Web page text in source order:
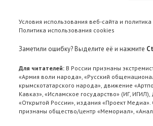
Условия использования веб-сайта и
Политика использования cookies
Заметили ошибку? Выделите её и нажмите
Для читателей: В России признаны
«Армия воли народа», «Русский
крымскотатарского народа», движение
Кавказ», «Исламское государство» (ИГ,
«Открытой России», издания «Проект
признаны общество/центр «Мемориал»,